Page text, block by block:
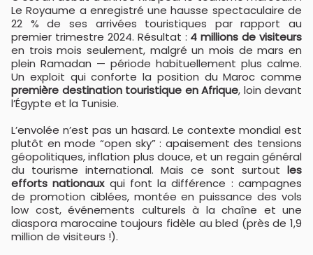
Le Royaume a enregistré une hausse spectaculaire de
22 % de ses arrivées touristiques par rapport au
premier trimestre 2024. Résultat : 4 millions de visiteurs
en trois mois seulement, malgré un mois de mars en
plein Ramadan — période habituellement plus calme.
Un exploit qui conforte la position du Maroc comme
première destination touristique en Afrique, loin devant
l’Égypte et la Tunisie.
L’envolée n’est pas un hasard. Le contexte mondial est
plutôt en mode “open sky” : apaisement des tensions
géopolitiques, inflation plus douce, et un regain général
du tourisme international. Mais ce sont surtout les
efforts nationauxqui font la différence : campagnes
de promotion ciblées, montée en puissance des vols
low cost, événements culturels à la chaîne et une
diaspora marocaine toujours fidèle au bled (près de 1,9
million de visiteurs !).